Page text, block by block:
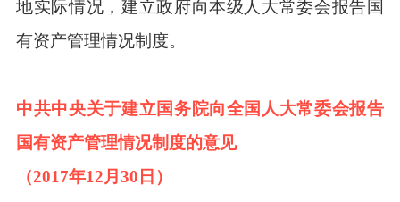
地实际情况，建立政府向本级人大常委会报告国
有资产管理情况制度。
中共中央关于建立国务院向全国人大常委会报告
国有资产管理情况制度的意见
（2017年12月30日）